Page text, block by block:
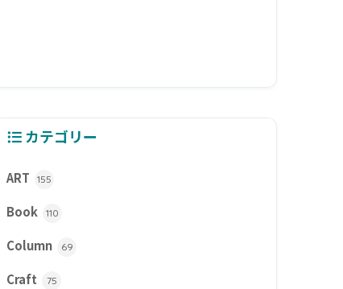
カテゴリー
ART 155
Book 110
Column 69
Craft 75